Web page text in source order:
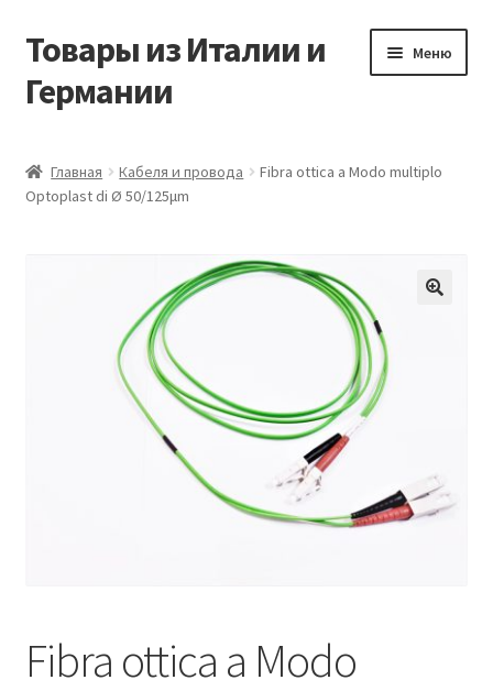
Перейти
навигации
Перейти
содержимому
Товары из Италии и
Германии
Меню
Виды доставки
Заказать товары из Европы
Скидки
Главная Кабеля и провода
Fibra ottica a Modo multiplo
Optoplast di Ø 50/125μm
Fibra ottica a Modo